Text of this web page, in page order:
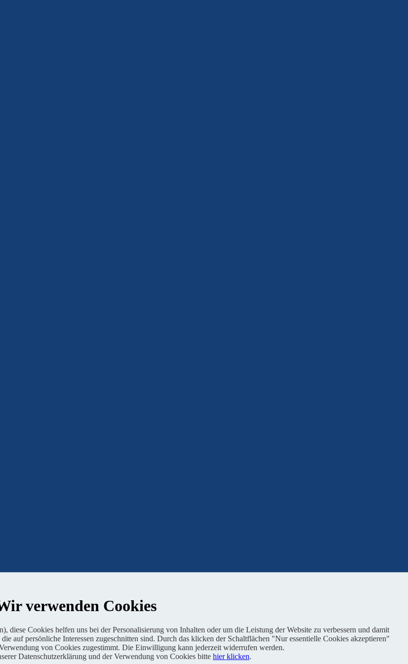
Jetzt lesen
verwenden Cookies
Cookies helfen uns bei der Personalisierung von Inhalten oder um die Leistung der Website zu verbessern und damit
auf persönliche Interessen zugeschnitten sind. Durch das klicken der Schaltflächen "Nur essentielle Cookies akzeptieren"
von Cookies zugestimmt. Die Einwilligung kann jederzeit widerrufen werden.
Datenschutzerklärung und der Verwendung von Cookies bitte hier klicken.